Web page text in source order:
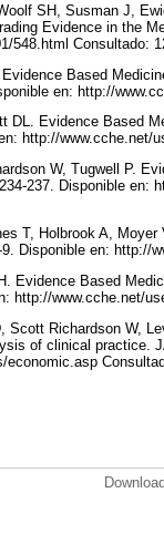
SH, Susman J,
Evidence in the
548.html Consultado:
Based
en: http://
DL. Evidence Based
http://
W, Tugwell P.
237. Disponible en:
T, Holbrook A,
Disponible en:
Evidence Based
http://www.cche.net/
Scott Richardson W,
of clinical practice.
economic.asp